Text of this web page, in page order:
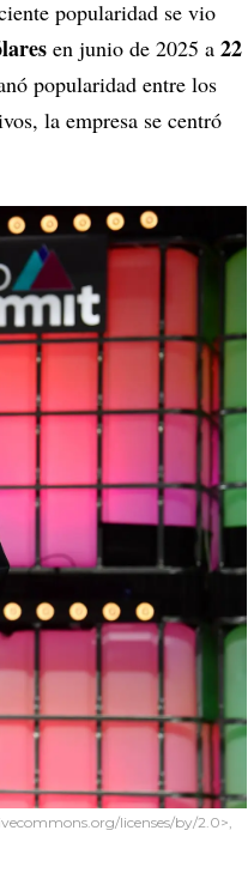
popularidad se vio
en junio de 2025 a 22
popularidad entre los
la empresa se centró
licenses/by/2.0>,